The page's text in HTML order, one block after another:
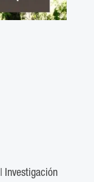
Investigación